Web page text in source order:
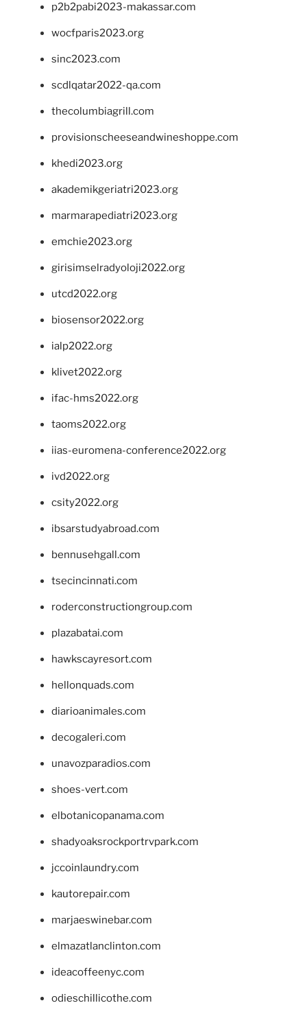
p2b2pabi2023-makassar.com
wocfparis2023.org
sinc2023.com
scdlqatar2022-qa.com
thecolumbiagrill.com
provisionscheeseandwineshoppe.com
khedi2023.org
akademikgeriatri2023.org
marmarapediatri2023.org
emchie2023.org
girisimselradyoloji2022.org
utcd2022.org
biosensor2022.org
ialp2022.org
klivet2022.org
ifac-hms2022.org
taoms2022.org
iias-euromena-conference2022.org
ivd2022.org
csity2022.org
ibsarstudyabroad.com
bennusehgall.com
tsecincinnati.com
roderconstructiongroup.com
plazabatai.com
hawkscayresort.com
hellonquads.com
diarioanimales.com
decogaleri.com
unavozparadios.com
shoes-vert.com
elbotanicopanama.com
shadyoaksrockportrvpark.com
jccoinlaundry.com
kautorepair.com
marjaeswinebar.com
elmazatlanclinton.com
ideacoffeenyc.com
odieschillicothe.com